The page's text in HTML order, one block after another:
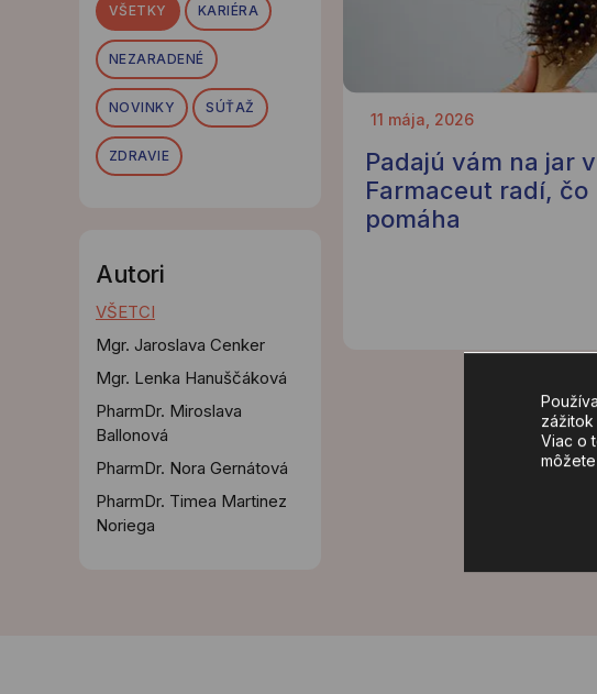
VŠETKY KARIÉRA
NEZARADENÉ
NOVINKY SÚŤAŽ
ZDRAVIE
Autori
VŠETCI
Mgr. Jaroslava Cenker
Mgr. Lenka Hanuščáková
PharmDr. Miroslava
Ballonová
PharmDr. Nora Gernátová
PharmDr. Timea Martinez
Noriega
11 mája, 2026
Padajú vám na jar
Farmaceut radí, čo
pomáha
zážitok
Viac o